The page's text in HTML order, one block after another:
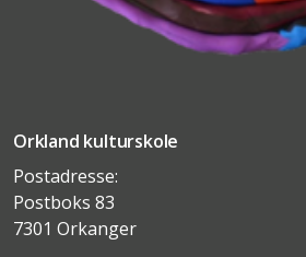
Orkland kulturskole
Postadresse:
Postboks 83
7301 Orkanger